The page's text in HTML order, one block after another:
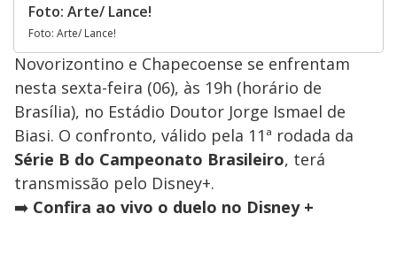
Foto: Arte/ Lance!
Foto: Arte/ Lance!
Novorizontino e Chapecoense se enfrentam
nesta sexta-feira (06), às 19h (horário de
Brasília), no Estádio Doutor Jorge Ismael de
Biasi. O confronto, válido pela 11ª rodada da
Série B do Campeonato Brasileiro, terá
transmissão pelo Disney+.
➡️ Confira ao vivo o duelo no Disney +